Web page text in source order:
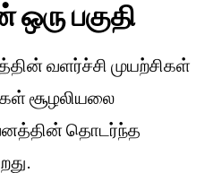
ஒரு பகுதி
வளர்ச்சி முயற்சிகள்
சூழலியலை
தொடர்ந்த